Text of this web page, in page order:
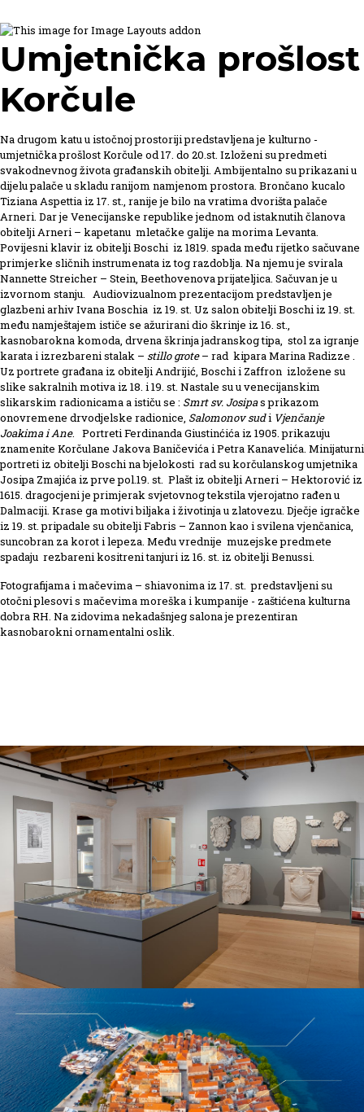
Umjetnička prošlost
Korčule
Na drugom katu u istočnoj prostoriji predstavljena je kulturno -
umjetnička prošlost Korčule od 17. do 20.st. Izloženi su predmeti
svakodnevnog života građanskih obitelji. Ambijentalno su prikazani u
dijelu palače u skladu ranijom namjenom prostora. Brončano kucalo
Tiziana Aspettia iz 17. st., ranije je bilo na vratima dvorišta palače
Arneri. Dar je Venecijanske republike jednom od istaknutih članova
obitelji Arneri – kapetanu mletačke galije na morima Levanta.
Povijesni klavir iz obitelji Boschi iz 1819. spada među rijetko sačuvane
primjerke sličnih instrumenata iz tog razdoblja. Na njemu je svirala
Nannette Streicher – Stein, Beethovenova prijateljica. Sačuvan je u
izvornom stanju. Audiovizualnom prezentacijom predstavljen je
glazbeni arhiv Ivana Boschia iz 19. st. Uz salon obitelji Boschi iz 19. st.
među namještajem ističe se ažurirani dio škrinje iz 16. st.,
kasnobarokna komoda, drvena škrinja jadranskog tipa, stol za igranje
karata i izrezbareni stalak – stillo grote– rad kipara Marina Radizze .
Uz portrete građana iz obitelji Andrijić, Boschi i Zaffron izložene su
slike sakralnih motiva iz 18. i 19. st. Nastale su u venecijanskim
slikarskim radionicama a ističu se : Smrt sv. Josipas prikazom
onovremene drvodjelske radionice, Salomonov sudi Vjenčanje
Joakima i Ane. Portreti Ferdinanda Giustinćića iz 1905. prikazuju
znamenite Korčulane Jakova Baničevića i Petra Kanavelića. Minijaturni
portreti iz obitelji Boschi na bjelokosti rad su korčulanskog umjetnika
Josipa Zmajića iz prve pol.19. st. Plašt iz obitelji Arneri – Hektorović iz
1615. dragocjeni je primjerak svjetovnog tekstila vjerojatno rađen u
Dalmaciji. Krase ga motivi biljaka i životinja u zlatovezu. Dječje igračke
iz 19. st. pripadale su obitelji Fabris – Zannon kao i svilena vjenčanica,
suncobran za korot i lepeza. Među vrednije muzejske predmete
spadaju rezbareni kositreni tanjuri iz 16. st. iz obitelji Benussi.
Fotografijama i mačevima – shiavonima iz 17. st. predstavljeni su
otočni plesovi s mačevima moreška i kumpanije - zaštićena kulturna
dobra RH. Na zidovima nekadašnjeg salona je prezentiran
kasnobarokni ornamentalni oslik.